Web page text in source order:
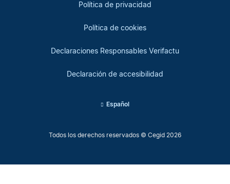
Todos los derechos reservados © Cegid 2026
Política de privacidad
Política de cookies
Declaraciones Responsables Verifactu
Declaración de accesibilidad
Español